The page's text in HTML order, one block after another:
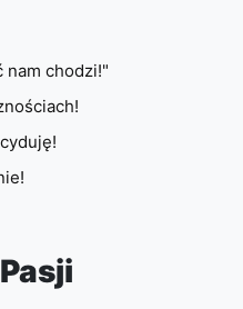
nam chodzi!"